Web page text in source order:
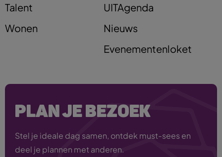
Talent
Wonen
UITAgenda
Nieuws
Evenementenloket
PLAN JE BEZOEK
Stel je ideale dag samen, ontdek must-sees en
deel je plannen met anderen.